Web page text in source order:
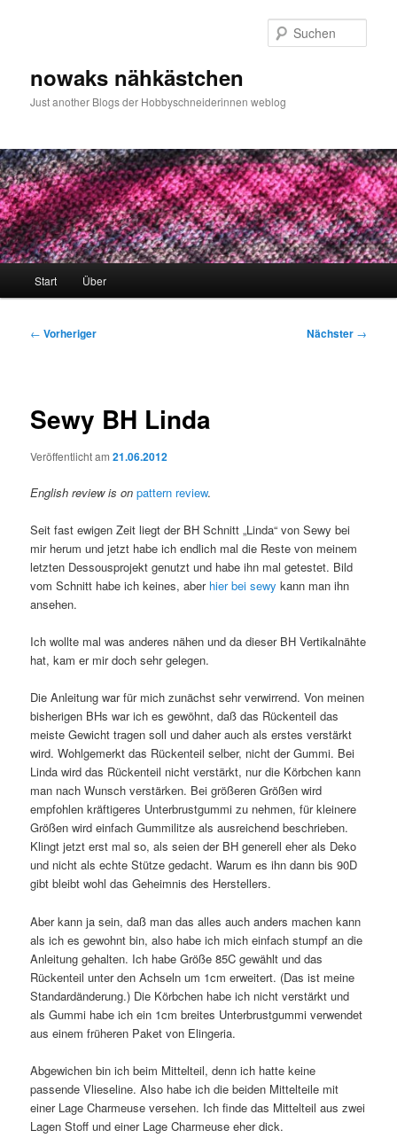
nowaks nähkästchen
Just another Blogs der Hobbyschneiderinnen weblog
Start Über
Beitragsnavigation
← Vorheriger Nächster →
Sewy BH Linda
Veröffentlicht am21.06.2012
English review is onpattern review.
Seit fast ewigen Zeit liegt der BH Schnitt „Linda“ von Sewy bei
mir herum und jetzt habe ich endlich mal die Reste von meinem
letzten Dessousprojekt genutzt und habe ihn mal getestet. Bild
vom Schnitt habe ich keines, aber hier bei sewy kann man ihn
ansehen.
Ich wollte mal was anderes nähen und da dieser BH Vertikalnähte
hat, kam er mir doch sehr gelegen.
Die Anleitung war für mich zunächst sehr verwirrend. Von meinen
bisherigen BHs war ich es gewöhnt, daß das Rückenteil das
meiste Gewicht tragen soll und daher auch als erstes verstärkt
wird. Wohlgemerkt das Rückenteil selber, nicht der Gummi. Bei
Linda wird das Rückenteil nicht verstärkt, nur die Körbchen kann
man nach Wunsch verstärken. Bei größeren Größen wird
empfohlen kräftigeres Unterbrustgummi zu nehmen, für kleinere
Größen wird einfach Gummilitze als ausreichend beschrieben.
Klingt jetzt erst mal so, als seien der BH generell eher als Deko
und nicht als echte Stütze gedacht. Warum es ihn dann bis 90D
gibt bleibt wohl das Geheimnis des Herstellers.
Aber kann ja sein, daß man das alles auch anders machen kann
als ich es gewohnt bin, also habe ich mich einfach stumpf an die
Anleitung gehalten. Ich habe Größe 85C gewählt und das
Rückenteil unter den Achseln um 1cm erweitert. (Das ist meine
Standardänderung.) Die Körbchen habe ich nicht verstärkt und
als Gummi habe ich ein 1cm breites Unterbrustgummi verwendet
aus einem früheren Paket von Elingeria.
Abgewichen bin ich beim Mittelteil, denn ich hatte keine
passende Vlieseline. Also habe ich die beiden Mittelteile mit
einer Lage Charmeuse versehen. Ich finde das Mittelteil aus zwei
Lagen Stoff und einer Lage Charmeuse eher dick.